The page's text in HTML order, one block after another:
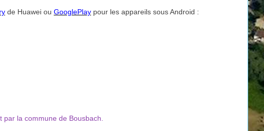
de Huawei ou GooglePlay pour les appareils sous Android :
la commune de Bousbach.